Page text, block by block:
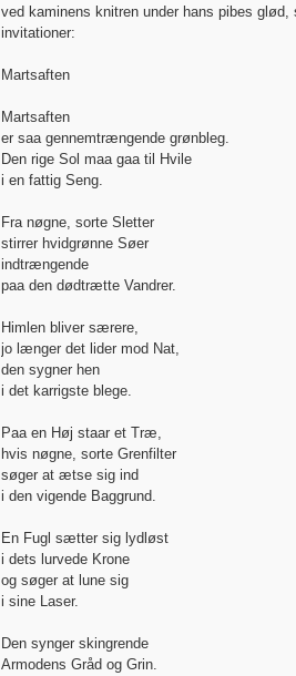
ved kaminens knitren under hans pibes glød,
invitationer:
Martsaften
Martsaften
er saa gennemtrængende grønbleg.
Den rige Sol maa gaa til Hvile
i en fattig Seng.
Fra nøgne, sorte Sletter
stirrer hvidgrønne Søer
indtrængende
paa den dødtrætte Vandrer.
Himlen bliver særere,
jo længer det lider mod Nat,
den sygner hen
i det karrigste blege.
Paa en Høj staar et Træ,
hvis nøgne, sorte Grenfilter
søger at ætse sig ind
i den vigende Baggrund.
En Fugl sætter sig lydløst
i dets lurvede Krone
og søger at lune sig
i sine Laser.
Den synger skingrende
Armodens Gråd og Grin.